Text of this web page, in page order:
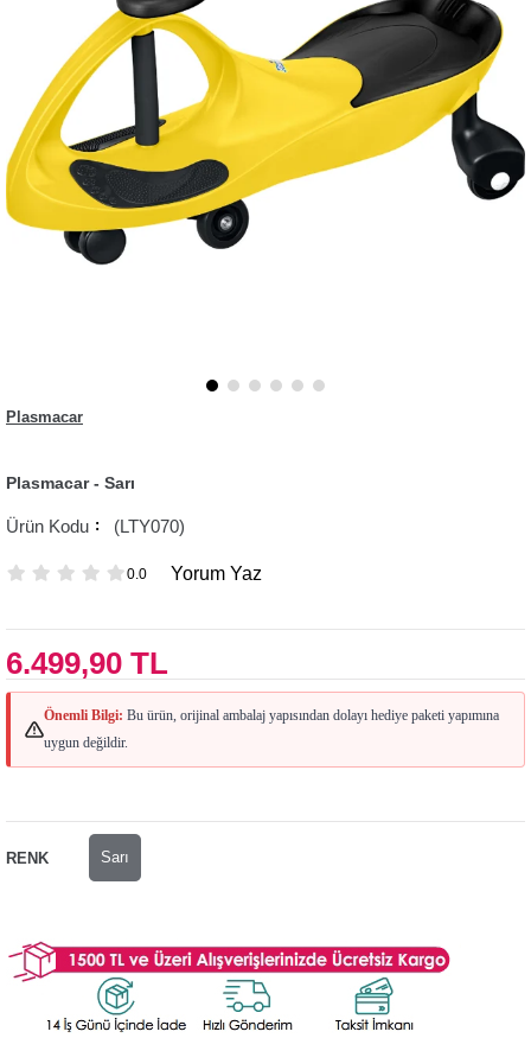
Plasmacar
Plasmacar - Sarı
(LTY070)
0.0 Yorum Yaz
6.499,90 TL
Önemli Bilgi: Bu ürün, orijinal ambalaj yapısından dolayı hediye paketi yapımına
uygun değildir.
RENK Sarı